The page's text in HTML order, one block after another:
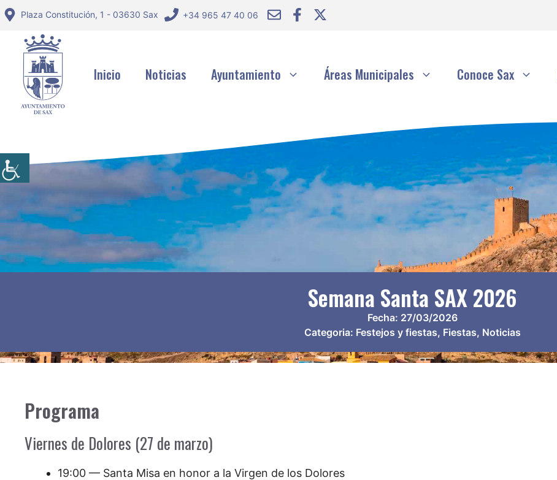
Saltar
contenido
Plaza Constitución, 1 - 03630 Sax +34 965 47 40 06
Inicio Noticias Ayuntamiento Áreas Municipales Conoce Sax
Semana Santa SAX 2026
Fecha: 27/03/2026
Categoria: Festejos y fiestas, Fiestas, Noticias
Programa
Viernes de Dolores (27 de marzo)
19:00 — Santa Misa en honor a la Virgen de los Dolores